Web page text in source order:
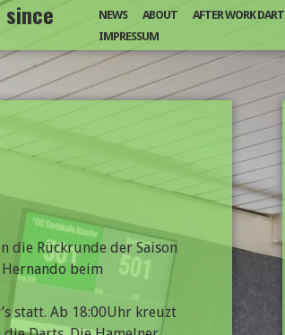
since NEWS ABOUT AFTER WORK DART
IMPRESSUM
die Rückrunde der Saison
beim
statt. Ab 18:00Uhr kreuzt